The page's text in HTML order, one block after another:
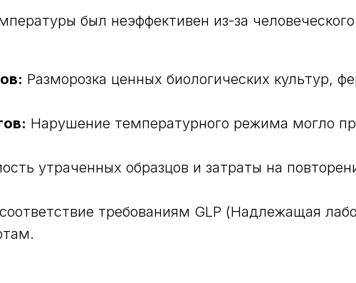
был неэффективен из-за
Разморозка ценных биологических культур,
Нарушение температурного режима могло
утраченных образцов и затраты на
требованиям GLP (Надлежащая